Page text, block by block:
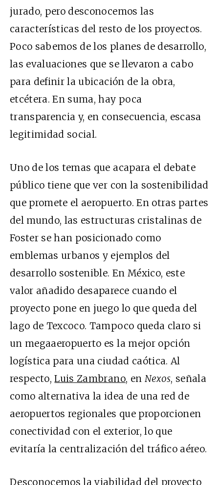
jurado, pero desconocemos las
características del resto de los proyectos.
Poco sabemos de los planes de desarrollo,
las evaluaciones que se llevaron a cabo
para definir la ubicación de la obra,
etcétera. En suma, hay poca
transparencia y, en consecuencia, escasa
legitimidad social.
Uno de los temas que acapara el debate
público tiene que ver con la sostenibilidad
que promete el aeropuerto. En otras partes
del mundo, las estructuras cristalinas de
Foster se han posicionado como
emblemas urbanos y ejemplos del
desarrollo sostenible. En México, este
valor añadido desaparece cuando el
proyecto pone en juego lo que queda del
lago de Texcoco. Tampoco queda claro si
un megaaeropuerto es la mejor opción
logística para una ciudad caótica. Al
respecto,Luis Zambrano, en Nexos, señala
como alternativa la idea de una red de
aeropuertos regionales que proporcionen
conectividad con el exterior, lo que
evitaría la centralización del tráfico aéreo.
Desconocemos la viabilidad del proyecto